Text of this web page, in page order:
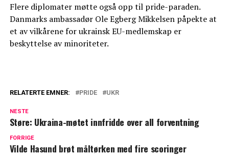
Flere diplomater møtte også opp til pride-paraden.
Danmarks ambassadør Ole Egberg Mikkelsen påpekte at
et av vilkårene for ukrainsk EU-medlemskap er
beskyttelse av minoriteter.
RELATERTE EMNER: PRIDE UKR
NESTE
Støre: Ukraina-møtet innfridde over all forventning
FORRIGE
Vilde Hasund brøt måltørken med fire scoringer